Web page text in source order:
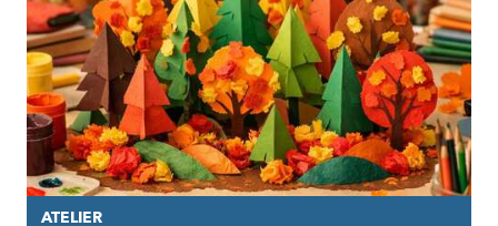
ATELIER